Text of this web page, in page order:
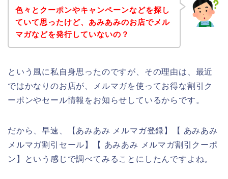
色々とクーポンやキャンペーンなどを探し
ていて思ったけど、あみあみのお店でメル
マガなどを発行していないの？
という風に私自身思ったのですが、その理由は、最近
ではかなりのお店が、メルマガを使ってお得な割引ク
ーポンやセール情報をお知らせしているからです。
だから、早速、【あみあみ メルマガ登録】【 あみあみ
メルマガ割引セール】【 あみあみ メルマガ割引クーポ
ン】という感じで調べてみることにしたんですよね。